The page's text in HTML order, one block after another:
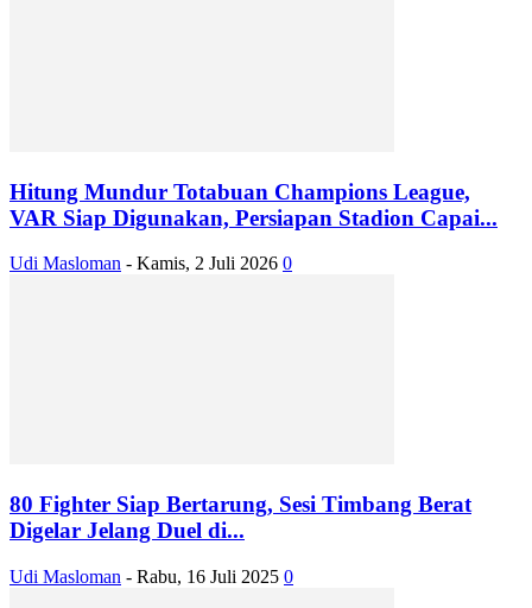
Hitung Mundur Totabuan Champions League,
VAR Siap Digunakan, Persiapan Stadion Capai...
Udi Masloman - Kamis, 2 Juli 2026 0
80 Fighter Siap Bertarung, Sesi Timbang Berat
Digelar Jelang Duel di...
Udi Masloman - Rabu, 16 Juli 2025 0